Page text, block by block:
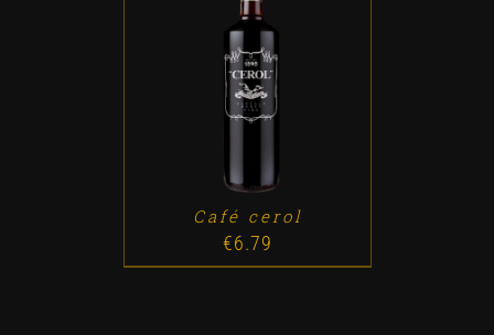
ADD TO CART / DETALLES
Café cerol
€6.79